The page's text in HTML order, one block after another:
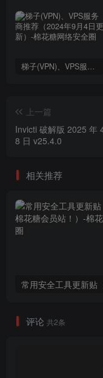
梯子(VPN)、VPS服务商推荐（2024年9月4日更新）
上一篇
Invicti 破解版 2025 年
8 日 v25.4.0
相关推荐
评论 共2条